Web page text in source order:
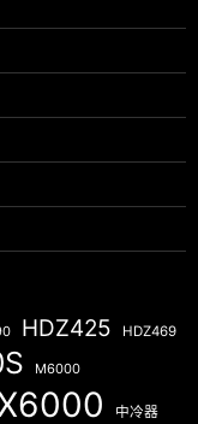
HDZ425 HDZ469
M6000
中冷器